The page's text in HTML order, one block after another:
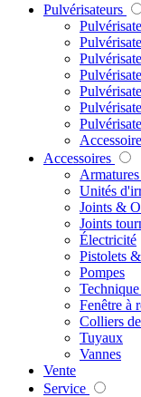
Pulvérisateurs
Accessoires
Unités
Joints &
Joints
Électricité
Pistolets
Pompes
Fenêtre à
Colliers
Tuyaux
Vannes
Vente
Service